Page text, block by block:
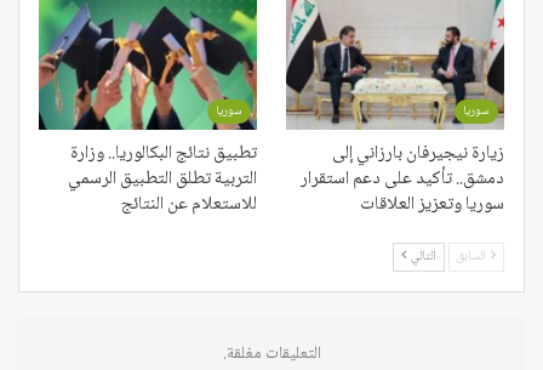
سوريا
زيارة نيجيرفان بارزاني إلى
دمشق.. تأكيد على دعم استقرار
سوريا وتعزيز العلاقات
سوريا
تطبيق نتائج البكالوريا.. وزارة
التربية تطلق التطبيق الرسمي
للاستعلام عن النتائج
السابق التالي
التعليقات مغلقة.